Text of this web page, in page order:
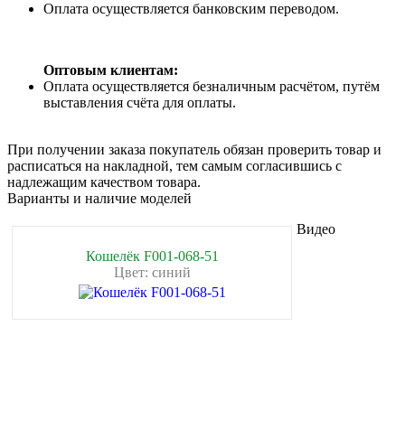
Оплата осуществляется банковским переводом.
Оптовым клиентам:
Оплата осуществляется безналичным расчётом, путём
выставления счёта для оплаты.
При получении заказа покупатель обязан проверить товар и
расписаться на накладной, тем самым согласившись с
надлежащим качеством товара.
Варианты и наличие моделей
Кошелёк F001-068-51
Цвет: синий
Видео